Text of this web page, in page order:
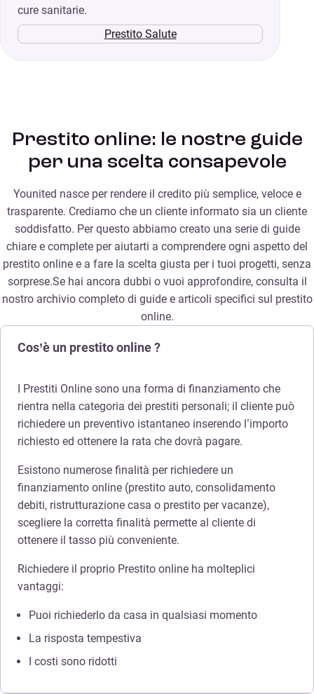
cure sanitarie.
Prestito Salute
Prestito online: le nostre guide
per una scelta consapevole
Younited nasce per rendere il credito più semplice, veloce e
trasparente. Crediamo che un cliente informato sia un cliente
soddisfatto. Per questo abbiamo creato una serie di guide
chiare e complete per aiutarti a comprendere ogni aspetto del
prestito online e a fare la scelta giusta per i tuoi progetti, senza
sorprese.Se hai ancora dubbi o vuoi approfondire, consulta il
nostro archivio completo di guide e articoli specifici sul prestito
online.
Cos’è un prestito online ?
I Prestiti Online sono una forma di finanziamento che
rientra nella categoria dei prestiti personali; il cliente può
richiedere un preventivo istantaneo inserendo l’importo
richiesto ed ottenere la rata che dovrà pagare.
Esistono numerose finalità per richiedere un
finanziamento online (prestito auto, consolidamento
debiti, ristrutturazione casa o prestito per vacanze),
scegliere la corretta finalità permette al cliente di
ottenere il tasso più conveniente.
Richiedere il proprio Prestito online ha molteplici
vantaggi:
Puoi richiederlo da casa in qualsiasi momento
La risposta tempestiva
I costi sono ridotti